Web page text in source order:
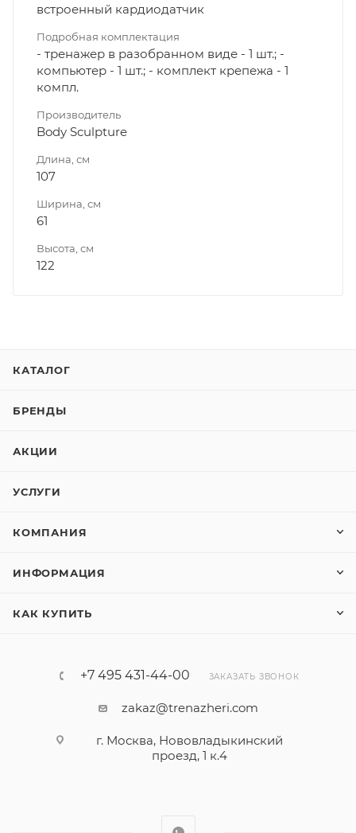
встроенный кардиодатчик
Подробная комплектация
- тренажер в разобранном виде - 1 шт.; -
компьютер - 1 шт.; - комплект крепежа - 1
компл.
Производитель
Body Sculpture
Длина, см
107
Ширина, см
61
Высота, см
122
КАТАЛОГ
БРЕНДЫ
АКЦИИ
УСЛУГИ
КОМПАНИЯ
ИНФОРМАЦИЯ
КАК КУПИТЬ
+7 495 431-44-00 ЗАКАЗАТЬ ЗВОНОК
zakaz@trenazheri.com
г. Москва, Нововладыкинский
проезд, 1 к.4